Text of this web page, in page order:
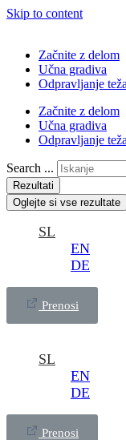
Skip to content
Začnite z delom
Učna gradiva
Odpravljanje
Začnite z delom
Učna gradiva
Odpravljanje
Search ...
Rezultati
Oglejte si vse rezultate
SL
EN
DE
Prenosi
SL
EN
DE
Prenosi